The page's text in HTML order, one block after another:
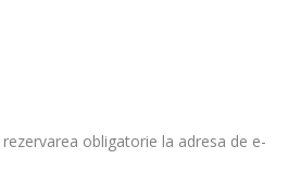
obligatorie la adresa de e-